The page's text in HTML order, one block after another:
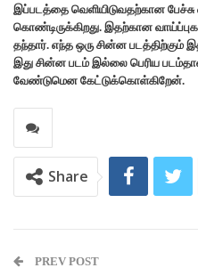
இப்படத்தை வெளியிடுவதற்கான
கொண்டிருக்கிறது. இதற்கான
தந்தார். எந்த ஒரு சின்ன படத்திற்கும்
இது சின்ன படம் இல்லை பெரிய
வேண்டுமென கேட்டுக்கொள்கிறேன்.
Share
PREV POST